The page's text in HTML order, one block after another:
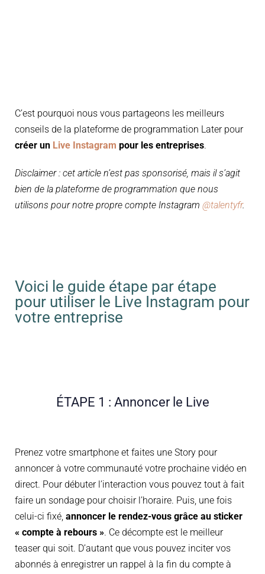
C’est pourquoi nous vous partageons les meilleurs
conseils de la plateforme de programmation Later pour
créer un Live Instagram pour les entreprises.
Disclaimer : cet article n’est pas sponsorisé, mais il s’agit
bien de la plateforme de programmation que nous
utilisons pour notre propre compte Instagram @talentyfr.
Voici le guide étape par étape
pour utiliser le Live Instagram pour
votre entreprise
ÉTAPE 1 : Annoncer le Live
Prenez votre smartphone et faites une Story pour
annoncer à votre communauté votre prochaine vidéo en
direct. Pour débuter l’interaction vous pouvez tout à fait
faire un sondage pour choisir l’horaire. Puis, une fois
celui-ci fixé, annoncer le rendez-vous grâce au sticker
« compte à rebours ». Ce décompte est le meilleur
teaser qui soit. D’autant que vous pouvez inciter vos
abonnés à enregistrer un rappel à la fin du compte à